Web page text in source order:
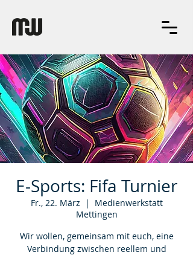
E-Sports: Fifa Turnier
Fr., 22. März
  |
Medienwerkstatt
Mettingen
Wir wollen, gemeinsam mit euch, eine
Verbindung zwischen reellem und